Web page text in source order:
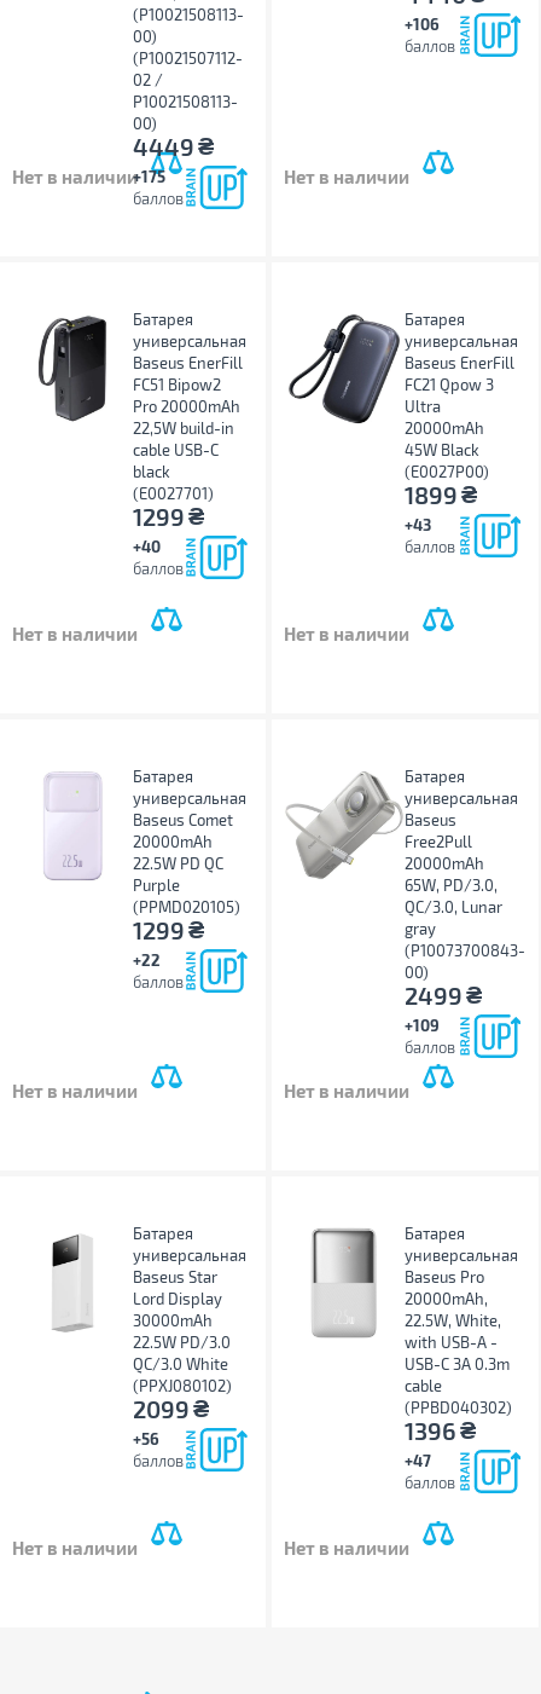
(P10021508113-
00)
(P10021507112-
02 /
P10021508113-
00)
4449₴
+175
баллов
Нет в наличии
+106
баллов
Нет в наличии
Батарея
универсальная
Baseus EnerFill
FC51 Bipow2
Pro 20000mAh
22,5W build-in
cable USB-C
black
(E0027701)
1299₴
+40
баллов
Нет в наличии
Батарея
универсальная
Baseus EnerFill
FC21 Qpow 3
Ultra
20000mAh
45W Black
(E0027P00)
1899₴
+43
баллов
Нет в наличии
Батарея
универсальная
Baseus Comet
20000mAh
22.5W PD QC
Purple
(PPMD020105)
1299₴
+22
баллов
Нет в наличии
Батарея
универсальная
Baseus
Free2Pull
20000mAh
65W, PD/3.0,
QC/3.0, Lunar
gray
(P10073700843-
00)
2499₴
+109
баллов
Нет в наличии
Батарея
универсальная
Baseus Star
Lord Display
30000mAh
22.5W PD/3.0
QC/3.0 White
(PPXJ080102)
2099₴
+56
баллов
Нет в наличии
Батарея
универсальная
Baseus Pro
20000mAh,
22.5W, White,
with USB-A -
USB-C 3A 0.3m
cable
(PPBD040302)
1396₴
+47
баллов
Нет в наличии